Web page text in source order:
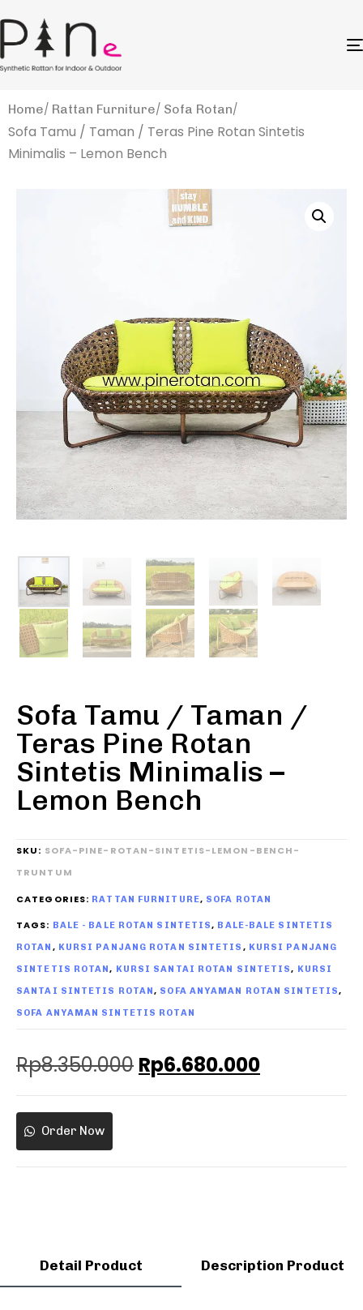
Home Rattan Furniture Sofa Rotan
Sofa Tamu / Taman / Teras Pine Rotan Sintetis
Minimalis – Lemon Bench
Sofa Tamu / Taman /
Teras Pine Rotan
Sintetis Minimalis –
Lemon Bench
SKU: SOFA-PINE-ROTAN-SINTETIS-LEMON-BENCH-
TRUNTUM
CATEGORIES: RATTAN FURNITURE, SOFA ROTAN
TAGS: BALE - BALE ROTAN SINTETIS, BALE-BALE SINTETIS
ROTAN , KURSI PANJANG ROTAN SINTETIS , KURSI PANJANG
SINTETIS ROTAN, KURSI SANTAI ROTAN SINTETIS, KURSI
SANTAI SINTETIS ROTAN, SOFA ANYAMAN ROTAN SINTETIS,
SOFA ANYAMAN SINTETIS ROTAN
Rp8.350.000 Rp6.680.000
Order Now
Detail Product Description Product